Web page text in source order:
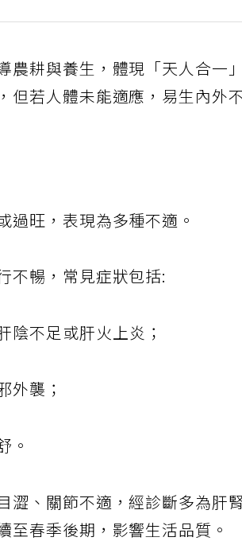
耕與養生，體現「天人合一」
但若人體未能適應，易生內外
旺，表現為多種不適。
不暢，常見症狀包括:
陰不足或肝火上炎；
外襲；
。
澀、關節不適，經診斷多為肝腎